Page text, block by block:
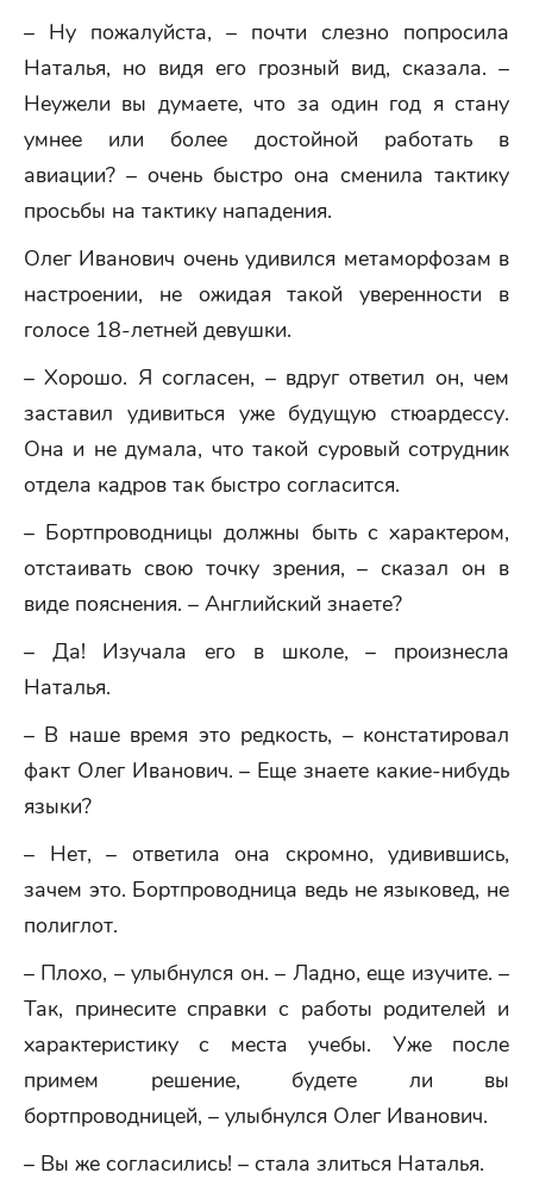
– Ну пожалуйста, – почти слезно попросила
Наталья, но видя его грозный вид, сказала. –
Неужели вы думаете, что за один год я стану
умнее или более достойной работать в
авиации? – очень быстро она сменила тактику
просьбы на тактику нападения.
Олег Иванович очень удивился метаморфозам в
настроении, не ожидая такой уверенности в
голосе 18-летней девушки.
– Хорошо. Я согласен, – вдруг ответил он, чем
заставил удивиться уже будущую стюардессу.
Она и не думала, что такой суровый сотрудник
отдела кадров так быстро согласится.
– Бортпроводницы должны быть с характером,
отстаивать свою точку зрения, – сказал он в
виде пояснения. – Английский знаете?
– Да! Изучала его в школе, – произнесла
Наталья.
– В наше время это редкость, – констатировал
факт Олег Иванович. – Еще знаете какие-нибудь
языки?
– Нет, – ответила она скромно, удивившись,
зачем это. Бортпроводница ведь не языковед, не
полиглот.
– Плохо, – улыбнулся он. – Ладно, еще изучите. –
Так, принесите справки с работы родителей и
характеристику с места учебы. Уже после
примем решение, будете ли вы
бортпроводницей, – улыбнулся Олег Иванович.
– Вы же согласились! – стала злиться Наталья.